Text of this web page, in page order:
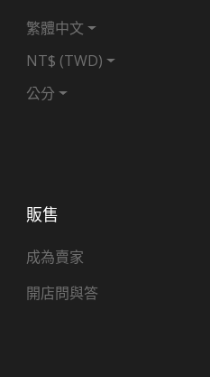
販售
成為賣家
開店問與答
繁體中文
NT$ (TWD)
公分